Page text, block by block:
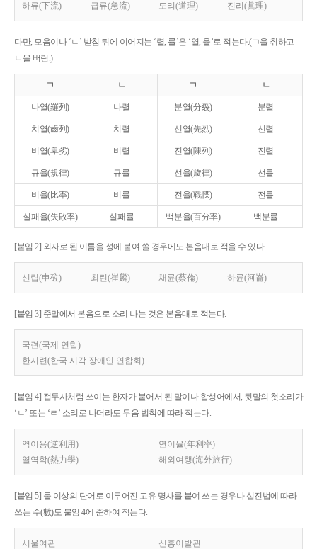
하류(下流)
급류(急流) 도리(道理) 진리(眞理)
다만, 모음이나 ‘ㄴ’ 받침 뒤에 이어지는 ‘렬, 률’은 ‘열, 율’로 적는다.(ㄱ을 취하고
ㄴ을 버림.)
ㄱ ㄴ ㄱ ㄴ
나열(羅列) 나렬 분열(分裂) 분렬
치열(齒列) 치렬 선열(先烈) 선렬
비열(卑劣) 비렬 진열(陳列) 진렬
규율(規律) 규률 선율(旋律) 선률
비율(比率) 비률 전율(戰慄) 전률
실패율(失敗率) 실패률 백분율(百分率) 백분률
[붙임 2] 외자로 된 이름을 성에 붙여 쓸 경우에도 본음대로 적을 수 있다.
신립(申砬) 최린(崔麟) 채륜(蔡倫) 하륜(河崙)
[붙임 3] 준말에서 본음으로 소리 나는 것은 본음대로 적는다.
국련(국제 연합)
한시련(한국 시각 장애인 연합회)
[붙임 4] 접두사처럼 쓰이는 한자가 붙어서 된 말이나 합성어에서, 뒷말의 첫소리가
‘ㄴ’ 또는 ‘ㄹ’ 소리로 나더라도 두음 법칙에 따라 적는다.
역이용(逆利用)
연이율(年利率)
열역학(熱力學)
해외여행(海外旅行)
[붙임 5] 둘 이상의 단어로 이루어진 고유 명사를 붙여 쓰는 경우나 십진법에 따라
쓰는 수(數)도 붙임 4에 준하여 적는다.
서울여관 신흥이발관